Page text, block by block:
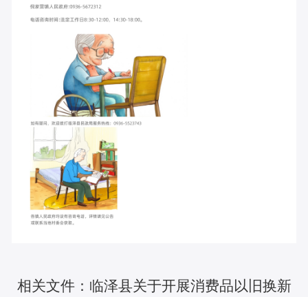
相关文件：临泽县关于开展消费品以旧换新